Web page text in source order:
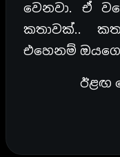
වෙනවා. ඒ
කතාවක්..
එහෙනම්
ඊළඟ